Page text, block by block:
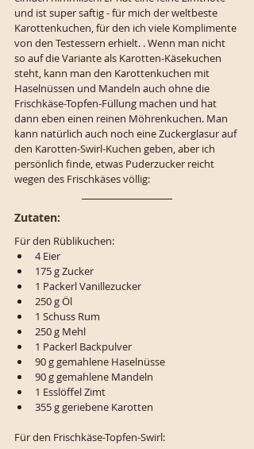
und ist super saftig - für mich der weltbeste
Karottenkuchen, für den ich viele Komplimente
von den Testessern erhielt. . Wenn man nicht
so auf die Variante als Karotten-Käsekuchen
steht, kann man den Karottenkuchen mit
Haselnüssen und Mandeln auch ohne die
Frischkäse-Topfen-Füllung machen und hat
dann eben einen reinen Möhrenkuchen. Man
kann natürlich auch noch eine Zuckerglasur auf
den Karotten-Swirl-Kuchen geben, aber ich
persönlich finde, etwas Puderzucker reicht
wegen des Frischkäses völlig:
Zutaten:
Für den Rüblikuchen:
4 Eier
175 g Zucker
1 Packerl Vanillezucker
250 g Öl
1 Schuss Rum
250 g Mehl
1 Packerl Backpulver
90 g gemahlene Haselnüsse
90 g gemahlene Mandeln
1 Esslöffel Zimt
355 g geriebene Karotten
Für den Frischkäse-Topfen-Swirl: